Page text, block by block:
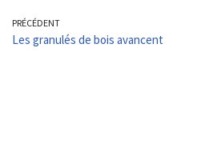
PRÉCÉDENT
Les granulés de bois avancent